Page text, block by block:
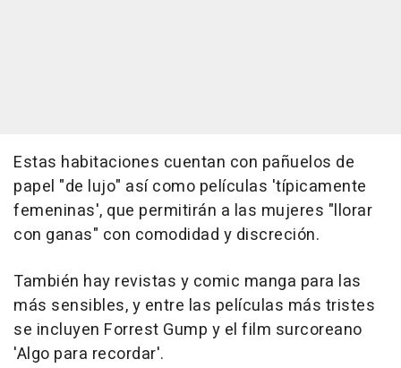
Estas habitaciones cuentan con pañuelos de
papel "de lujo" así como películas 'típicamente
femeninas', que permitirán a las mujeres "llorar
con ganas" con comodidad y discreción.
También hay revistas y comic manga para las
más sensibles, y entre las películas más tristes
se incluyen Forrest Gump y el film surcoreano
'Algo para recordar'.